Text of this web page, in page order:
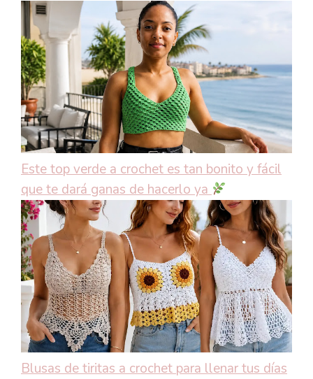
Este top verde a crochet es tan bonito y fácil
que te dará ganas de hacerlo ya
Blusas de tiritas a crochet para llenar tus días